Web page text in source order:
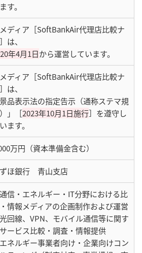
す。
ディア［SoftBankAir代理店比較ナ
は、
年4月1日から運営しています。
ディア［SoftBankAir代理店比較ナ
は、
景品表示法の指定告示（通称ステマ規
」［2023年10月1日施行］を遵守し
ます。
万円（資本準備金含む）
ほ銀行 青山支店
信・エネルギー・IT分野における比
情報メディアの企画制作および運営
回線、VPN、モバイル通信等に関す
ービス比較・調査・情報提供
ネルギー事業者向け・企業向けコン